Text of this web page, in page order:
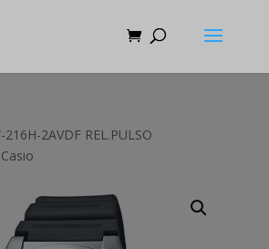
216H-2AVDF REL.PULSO